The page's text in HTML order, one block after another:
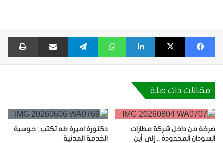
فيسبوك X لينكدإن واتساب تيلقرام مشاركة عبر البريد
مقالات ذات صلة
صرخة من داخل شركة مطارات
السودان المحدودة .. إلى أين
دكتورة اميرة طه تكتب : حوسبة
الخدمة المدنية